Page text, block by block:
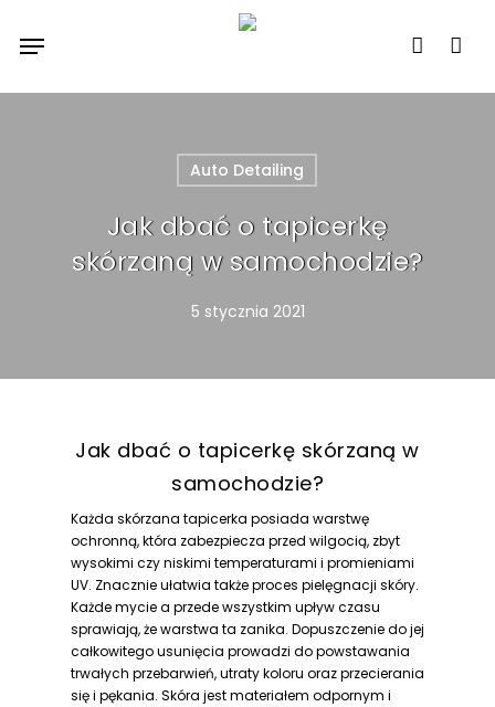
main
account
Menu
Auto Detailing
Jak dbać o tapicerkę
skórzaną w samochodzie?
5 stycznia 2021
Jak dbać o tapicerkę skórzaną w
samochodzie?
Każda skórzana tapicerka posiada warstwę
ochronną, która zabezpiecza przed wilgocią, zbyt
wysokimi czy niskimi temperaturami i promieniami
UV. Znacznie ułatwia także proces pielęgnacji skóry.
Każde mycie a przede wszystkim upływ czasu
sprawiają, że warstwa ta zanika. Dopuszczenie do jej
całkowitego usunięcia prowadzi do powstawania
trwałych przebarwień, utraty koloru oraz przecierania
się i pękania. Skóra jest materiałem odpornym i